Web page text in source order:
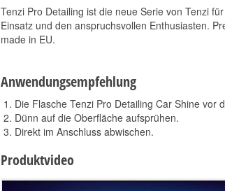
Tenzi Pro Detailing ist die neue Serie von Tenzi
Einsatz und den anspruchsvollen Enthusiasten.
made in EU.
Anwendungsempfehlung
Die Flasche Tenzi Pro Detailing Car Shine vor
Dünn auf die Oberfläche aufsprühen.
Direkt im Anschluss abwischen.
Produktvideo
Koch Chemie Pol
1L